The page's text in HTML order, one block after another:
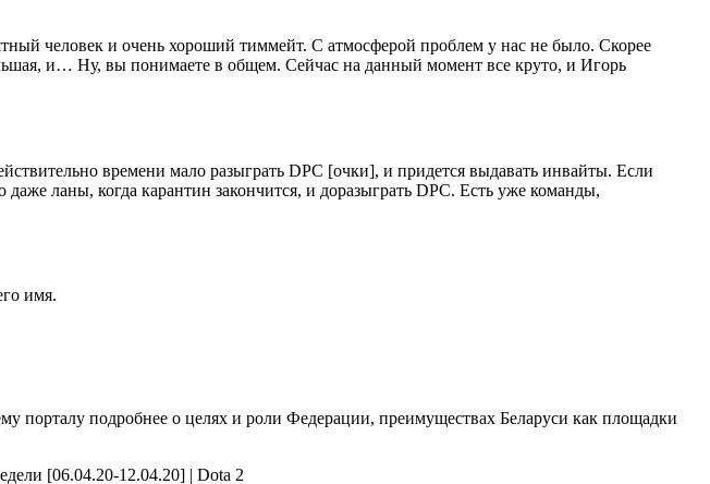
человек и очень хороший тиммейт. С атмосферой проблем у нас не было. Скорее
и… Ну, вы понимаете в общем. Сейчас на данный момент все круто, и Игорь
времени мало разыграть DPC [очки], и придется выдавать инвайты. Если
ланы, когда карантин закончится, и доразыграть DPC. Есть уже команды,
имя.
порталу подробнее о целях и роли Федерации, преимуществах Беларуси как площадки